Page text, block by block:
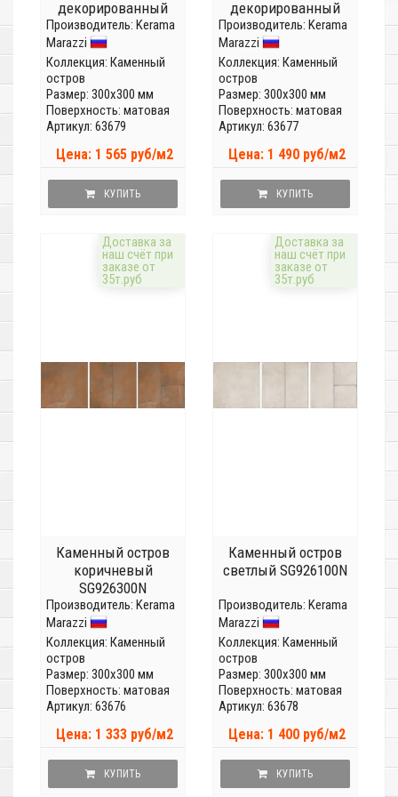
декорированный
SG926200N
Производитель: Kerama
Marazzi
Коллекция: Каменный
остров
Размер: 300x300 мм
Поверхность: матовая
Артикул: 63679
Цена: 1 565 руб/м2
КУПИТЬ
декорированный
SG926400N
Производитель: Kerama
Marazzi
Коллекция: Каменный
остров
Размер: 300x300 мм
Поверхность: матовая
Артикул: 63677
Цена: 1 490 руб/м2
КУПИТЬ
Доставка за
наш счёт при
заказе от
35т.руб
Каменный остров
коричневый
SG926300N
Производитель: Kerama
Marazzi
Коллекция: Каменный
остров
Размер: 300x300 мм
Поверхность: матовая
Артикул: 63676
Цена: 1 333 руб/м2
КУПИТЬ
Доставка за
наш счёт при
заказе от
35т.руб
Каменный остров
светлый SG926100N
Производитель: Kerama
Marazzi
Коллекция: Каменный
остров
Размер: 300x300 мм
Поверхность: матовая
Артикул: 63678
Цена: 1 400 руб/м2
КУПИТЬ